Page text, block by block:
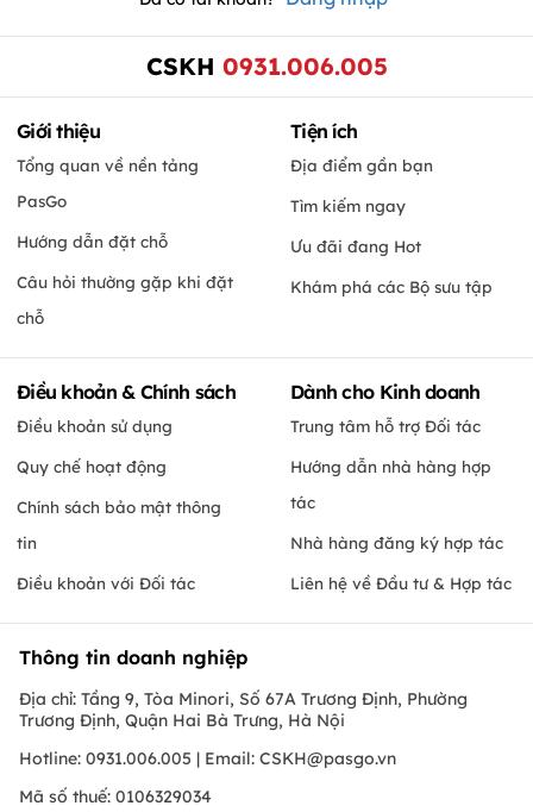
CSKH 0931.006.005
Giới thiệu
Tổng quan về nền tảng
PasGo
Hướng dẫn đặt chỗ
Câu hỏi thường gặp khi đặt
chỗ
Tiện ích
Địa điểm gần bạn
Tìm kiếm ngay
Ưu đãi đang Hot
Khám phá các Bộ sưu tập
Điều khoản & Chính sách
Điều khoản sử dụng
Quy chế hoạt động
Chính sách bảo mật thông
tin
Điều khoản với Đối tác
Dành cho Kinh doanh
Trung tâm hỗ trợ Đối tác
Hướng dẫn nhà hàng hợp
tác
Nhà hàng đăng ký hợp tác
Liên hệ về Đầu tư & Hợp tác
Thông tin doanh nghiệp
Địa chỉ: Tầng 9, Tòa Minori, Số 67A Trương Định, Phường
Trương Định, Quận Hai Bà Trưng, Hà Nội
Hotline: 0931.006.005 | Email: CSKH@pasgo.vn
Mã số thuế: 0106329034